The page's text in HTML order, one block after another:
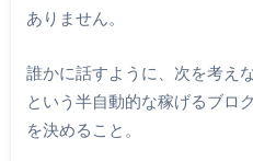
ありません。
誰かに話すように、次を考え
という半自動的な稼げるブロ
を決めること。